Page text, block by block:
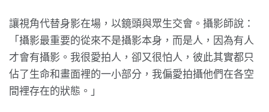
讓視角代替身影在場，以鏡頭與眾生交會。攝影師說：
「攝影最重要的從來不是攝影本身，而是人，因為有人
才會有攝影。我很愛拍人，卻又很怕人，彼此其實都只
佔了生命和畫面裡的一小部分，我偏愛拍攝他們在各空
間裡存在的狀態。」